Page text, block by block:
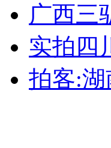
外交部：反对强权
外交部：有关国家
广西三
实拍四
拍客: